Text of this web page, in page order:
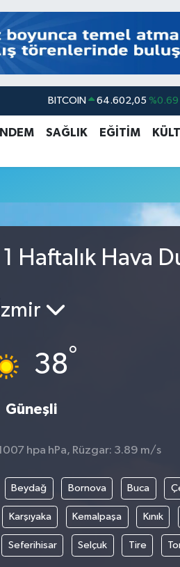
BITCOIN 64.602,05 %0.69
DOLAR 47,5986 %0.06
GRAM ALTIN 6513.94 %0.32
BİST100 13.768 %48
SAĞLIK EĞİTİM
Haftalık Hava
İzmir
38°
Güneşli
hpa hPa, Rüzgar: 3.89 m/s
Beydağ Bornova Buca
Karşıyaka Kemalpaşa Kınık
Seferihisar Selçuk Tire